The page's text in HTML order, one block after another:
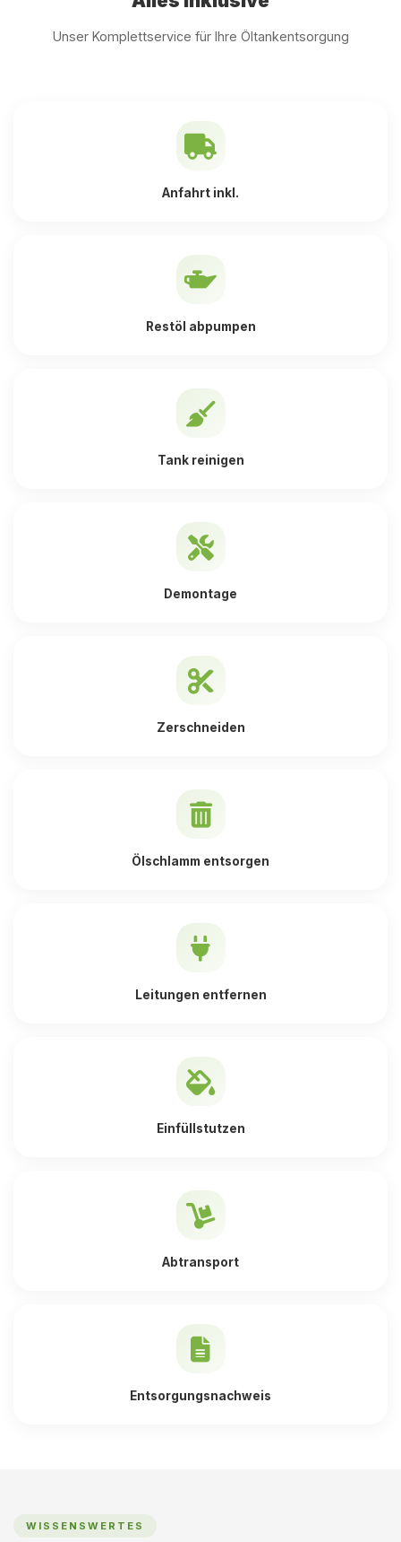
Unser Komplettservice für Ihre Öltankentsorgung
Anfahrt inkl.
Restöl abpumpen
Tank reinigen
Demontage
Zerschneiden
Ölschlamm entsorgen
Leitungen entfernen
Einfüllstutzen
Abtransport
Entsorgungsnachweis
WISSENSWERTES